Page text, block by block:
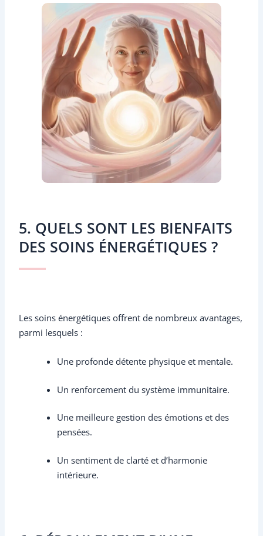
5. QUELS SONT LES BIENFAITS
DES SOINS ÉNERGÉTIQUES ?
Les soins énergétiques offrent de nombreux avantages,
parmi lesquels :
Une profonde détente physique et mentale.
Un renforcement du système immunitaire.
Une meilleure gestion des émotions et des
pensées.
Un sentiment de clarté et d’harmonie
intérieure.